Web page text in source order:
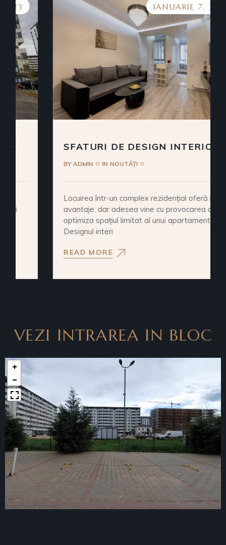
IANUARIE 7, 2023
SFATURI DE DESIGN INTERIOR
IN NOUTĂȚI
Locuirea într-un complex rezidențial oferă multe
avantaje, dar adesea vine cu provocarea de a
optimiza spațiul limitat al unui apartament.
Designul interi
READ MORE
VEZI INTRAREA IN BLOC